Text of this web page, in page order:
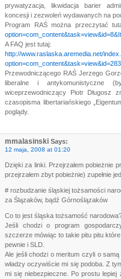
prywatyzacja, likwidacja barier
koncesji i zezwoleń wydawanych na
Program RAŚ można przeczytać
A FAQ jest tutaj:
http://www.raslaska.aremedia.net/
Przewodniczącego RAŚ Jerzego
liberalne i antykomunistyczne
wiceprzewodniczący Piotr Długosz
czasopisma libertariańskiego
poglądy.
mmalasinski Says:
12 maja, 2008 at 01:20
Dzięki za linki. Przejrzałem pobieżnie
przejrzałem zbyt pobieżnie) zupełnie
# rozbudzanie śląskiej tożsamości
za Ślązaków, bądź Górnoślązaków
Co to jest śląska tożsamość
Jeśli chodzi o program
szczerze mówiąc to takie pitu pitu
pewnie i SLD.
Ale jeśli chodzi o meritum czyli o
władzy oczywiście mi się podoba. Z
mi się niebezpieczne. Po prostu lepiej